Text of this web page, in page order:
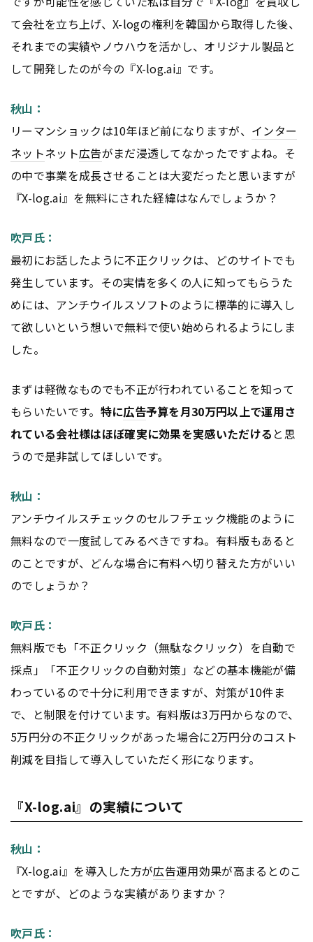
て会社を立ち上げ、X-logの権利を韓国から取得した後、
それまでの実績やノウハウを活かし、オリジナル製品と
して開発したのが今の『X-log.ai』です。
秋山：
リーマンショックは10年ほど前になりますが、 インター
ネットネット広告がまだ浸透してなかったですよね。そ
の中で事業を成長させることは大変だったと思いますが
『X-log.ai』を無料にされた経緯はなんでしょうか？
吹戸氏：
最初にお話したように不正クリックは、どのサイトでも
発生しています。その実情を多くの人に知ってもらうた
めには、アンチウイルスソフトのように標準的に導入し
て欲しいという想いで無料で使い始められるようにしま
した。
まずは軽微なものでも不正が行われていることを知って
もらいたいです。 特に広告予算を月30万円以上で運用さ
れている会社様はほぼ確実に効果を実感いただける と思
うので是非試してほしいです。
秋山：
アンチウイルスチェックのセルフチェック機能のように
無料なので一度試してみるべきですね。有料版もあると
のことですが、どんな場合に有料へ切り替えた方がいい
のでしょうか？
吹戸氏：
無料版でも「不正クリック（無駄なクリック）を自動で
採点」「不正クリックの自動対策」などの基本機能が備
わっているので十分に利用できますが、対策が10件ま
で、と制限を付けています。有料版は3万円からなので、
5万円分の不正クリックがあった場合に2万円分のコスト
削減を目指して導入していただく形になります。
『X-log.ai』の実績について
秋山：
『X-log.ai』を導入した方が広告運用効果が高まるとのこ
とですが、どのような実績がありますか？
吹戸氏：